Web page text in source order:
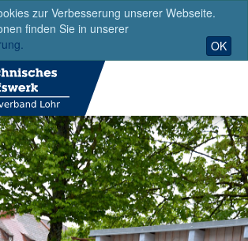
zur Verbesserung unserer Webseite.
finden Sie in unserer
OK